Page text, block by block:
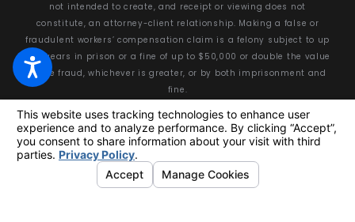
not intended to create, and receipt or viewing does not
constitute, an attorney-client relationship. Making a false or
fraudulent workers’ compensation claim is a felony subject to up
to 5 years in prison or a fine of up to $50,000 or double the value
of the fraud, whichever is greater, or by both imprisonment and
fine.
© 2026 All Rights Reserved.Your Privacy Choices
Site Map
Privacy Policy